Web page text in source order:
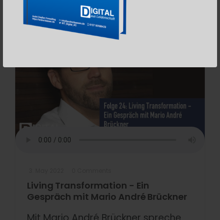
Living Transformation - Ein
Gespräch mit Mario André Brückner